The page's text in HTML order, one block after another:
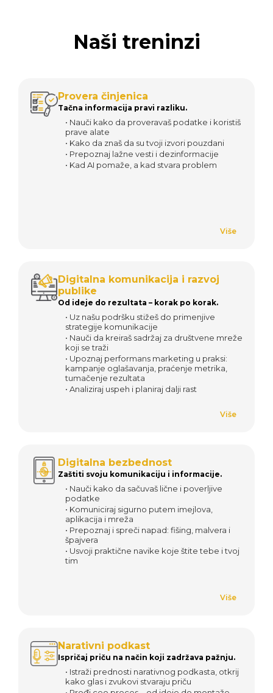
Naši treninzi
Provera činjenica
Tačna informacija pravi razliku.
• Nauči kako da proveravaš podatke i koristiš
prave alate
• Kako da znaš da su tvoji izvori pouzdani
• Prepoznaj lažne vesti i dezinformacije
• Kad AI pomaže, a kad stvara problem
Više
Digitalna komunikacija i razvoj
publike
Od ideje do rezultata – korak po korak.
• Uz našu podršku stižeš do primenjive
strategije komunikacije
• Nauči da kreiraš sadržaj za društvene mreže
koji se traži
• Upoznaj performans marketing u praksi:
kampanje oglašavanja, praćenje metrika,
tumačenje rezultata
• Analiziraj uspeh i planiraj dalji rast
Više
Digitalna bezbednost
Zaštiti svoju komunikaciju i informacije.
• Nauči kako da sačuvaš lične i poverljive
podatke
• Komuniciraj sigurno putem imejlova,
aplikacija i mreža
• Prepoznaj i spreči napad: fišing, malvera i
špajvera
• Usvoji praktične navike koje štite tebe i tvoj
tim
Više
Narativni podkast
Ispričaj priču na način koji zadržava pažnju.
• Istraži prednosti narativnog podkasta, otkrij
kako glas i zvukovi stvaraju priču